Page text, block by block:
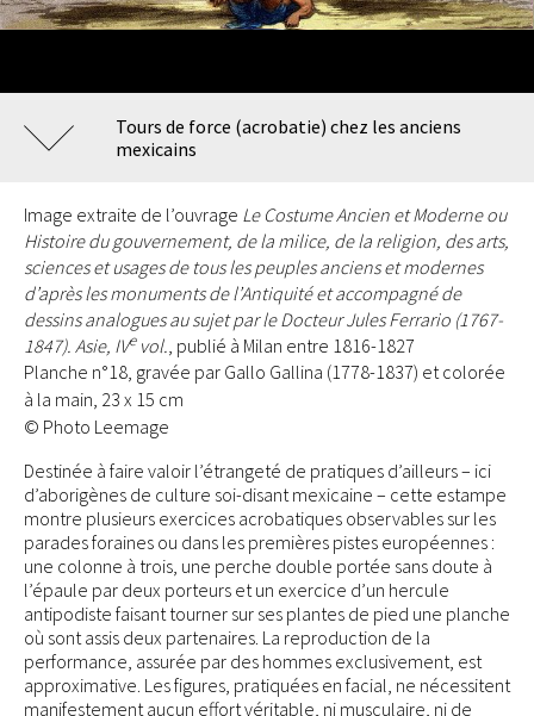
Tours de force (acrobatie) chez les anciens
mexicains
Image extraite de l’ouvrage Le Costume Ancien et Moderne ou
Histoire du gouvernement, de la milice, de la religion, des arts,
sciences et usages de tous les peuples anciens et modernes
d’après les monuments de l’Antiquité et accompagné de
dessins analogues au sujet par le Docteur Jules Ferrario (1767-
1847). Asie, IVevol., publié à Milan entre 1816-1827
Planche n°18, gravée par Gallo Gallina (1778-1837) et colorée
à la main, 23 x 15 cm
© Photo Leemage
Destinée à faire valoir l’étrangeté de pratiques d’ailleurs – ici
d’aborigènes de culture soi-disant mexicaine – cette estampe
montre plusieurs exercices acrobatiques observables sur les
parades foraines ou dans les premières pistes européennes :
une colonne à trois, une perche double portée sans doute à
l’épaule par deux porteurs et un exercice d’un hercule
antipodiste faisant tourner sur ses plantes de pied une planche
où sont assis deux partenaires. La reproduction de la
performance, assurée par des hommes exclusivement, est
approximative. Les figures, pratiquées en facial, ne nécessitent
manifestement aucun effort véritable, ni musculaire, ni de